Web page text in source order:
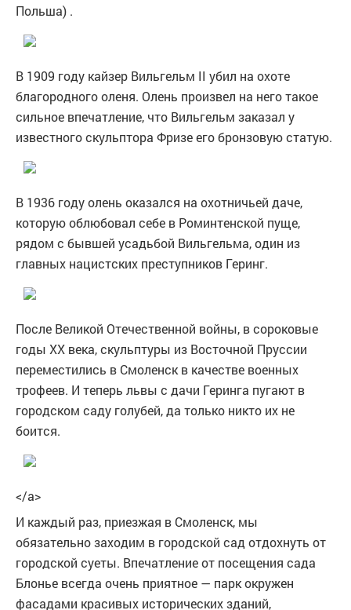
Польша) .
В 1909 году кайзер Вильгельм II убил на охоте
благородного оленя. Олень произвел на него такое
сильное впечатление, что Вильгельм заказал у
известного скульптора Фризе его бронзовую статую.
В 1936 году олень оказался на охотничьей даче,
которую облюбовал себе в Роминтенской пуще,
рядом с бывшей усадьбой Вильгельма, один из
главных нацистских преступников Геринг.
После Великой Отечественной войны, в сороковые
годы XX века, скульптуры из Восточной Пруссии
переместились в Смоленск в качестве военных
трофеев. И теперь львы с дачи Геринга пугают в
городском саду голубей, да только никто их не
боится.
</a>
И каждый раз, приезжая в Смоленск, мы
обязательно заходим в городской сад отдохнуть от
городской суеты. Впечатление от посещения сада
Блонье всегда очень приятное — парк окружен
фасадами красивых исторических зданий,